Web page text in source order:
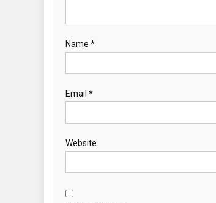
Name *
Email *
Website